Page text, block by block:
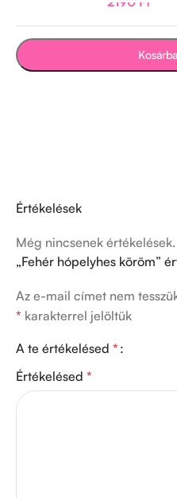
Értékelések
Még nincsenek értékelések.
„Fehér hópelyhes köröm”
Az e-mail címet nem
* karakterrel jelöltük
A te értékelésed *
Értékelésed *